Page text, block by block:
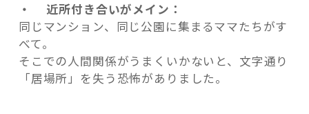
・ 近所付き合いがメイン：
同じマンション、同じ公園に集まるママたちがす
べて。
そこでの人間関係がうまくいかないと、文字通り
「居場所」を失う恐怖があり ました。